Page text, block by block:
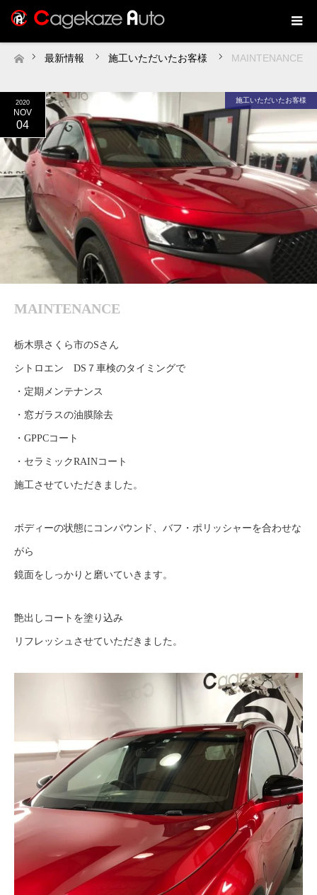
ホーム
最新情報 施工いただいたお客様 MAINTENANCE
2020
NOV
04
施工いただいたお客様
MAINTENANCE
栃木県さくら市のSさん
シトロエン DS７車検のタイミングで
・定期メンテナンス
・窓ガラスの油膜除去
・GPPCコート
・セラミックRAINコート
施工させていただきました。
ボディーの状態にコンパウンド、バフ・ポリッシャーを合わせな
がら
鏡面をしっかりと磨いていきます。
艶出しコートを塗り込み
リフレッシュさせていただきました。